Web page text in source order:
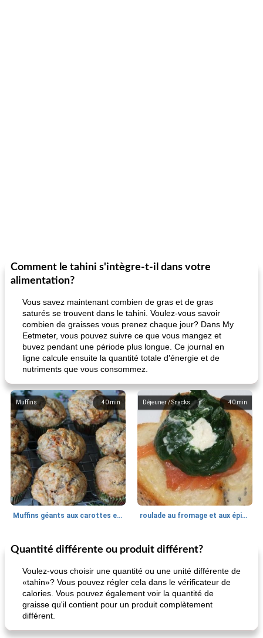
Comment le tahini s'intègre-t-il dans votre
alimentation?
Vous savez maintenant combien de gras et de gras
saturés se trouvent dans le tahini. Voulez-vous savoir
combien de graisses vous prenez chaque jour? Dans My
Eetmeter, vous pouvez suivre ce que vous mangez et
buvez pendant une période plus longue. Ce journal en
ligne calcule ensuite la quantité totale d'énergie et de
nutriments que vous consommez.
40 min
Muffins
Muffins géants aux carottes et à la banane de Nif
40 min
Déjeuner / Snacks
roulade au fromage et aux épinards
30min
Marques de confiance: recettes et
astuces
Viande et volaille
Quantité différente ou produit différent?
Voulez-vous choisir une quantité ou une unité différente de
«tahin»? Vous pouvez régler cela dans le vérificateur de
calories. Vous pouvez également voir la quantité de
graisse qu'il contient pour un produit complètement
différent.